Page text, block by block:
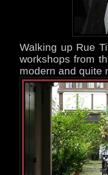
Walking up Rue
workshops from
modern and quite